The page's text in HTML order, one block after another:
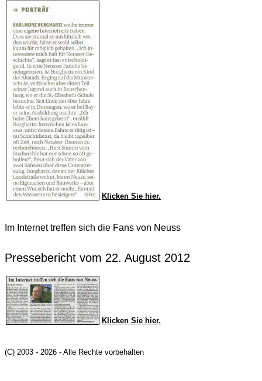
Klicken Sie hier.
Im Internet treffen sich die Fans von Neuss
Pressebericht vom 22. August 2012
Klicken Sie hier.
(C) 2003 - 2026 - Alle Rechte vorbehalten